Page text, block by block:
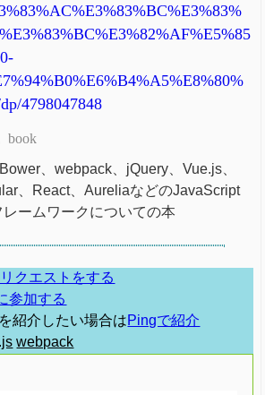
4798047848
book
、webpack、jQuery、Vue.js、
、React、AureliaなどのJavaScript
ームワークについての本
クエストをする
参加する
紹介したい場合はPingで紹介
webpack